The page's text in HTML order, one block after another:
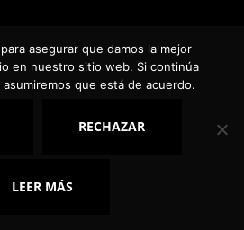
Y CONDICIONES
DE PRIVACIDAD
FAQ
asegurar que damos la mejor
en nuestro sitio web. Si continúa
que está de acuerdo.
RECHAZAR
LEER MÁS